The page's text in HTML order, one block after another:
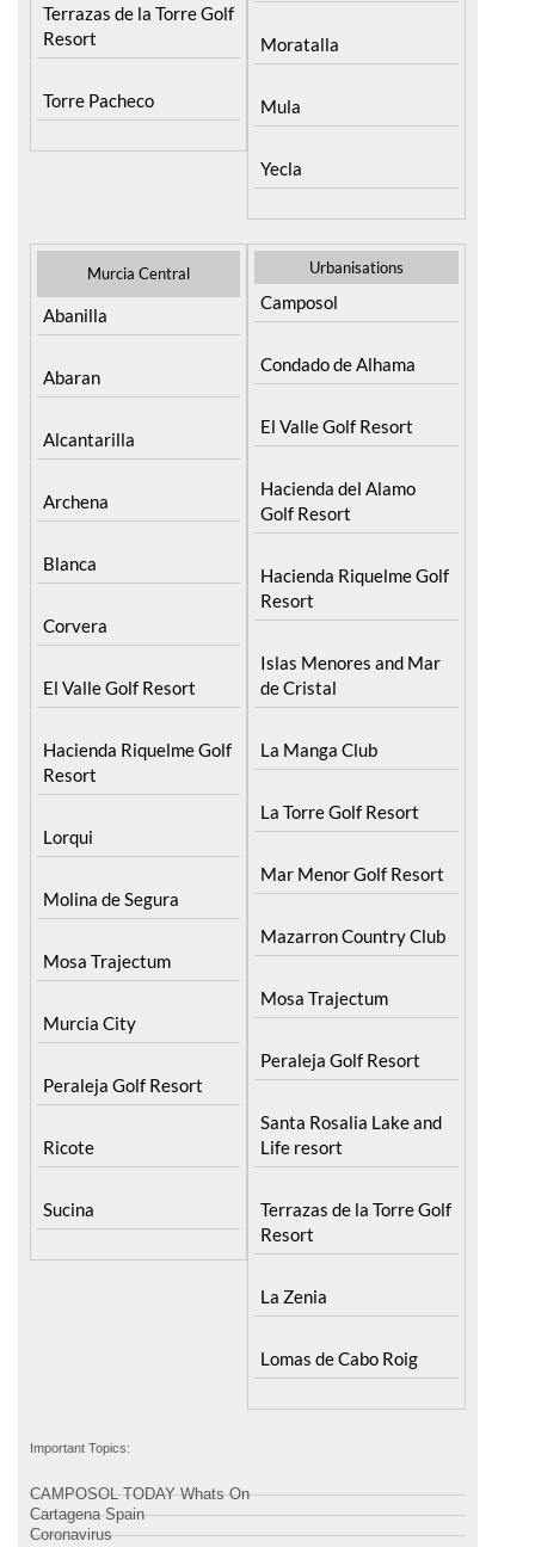
Terrazas de la Torre Golf
Resort
Torre Pacheco
Moratalla
Mula
Yecla
Murcia Central
Abanilla
Abaran
Alcantarilla
Archena
Blanca
Corvera
El Valle Golf Resort
Hacienda Riquelme Golf
Resort
Lorqui
Molina de Segura
Mosa Trajectum
Murcia City
Peraleja Golf Resort
Ricote
Sucina
Urbanisations
Camposol
Condado de Alhama
El Valle Golf Resort
Hacienda del Alamo
Golf Resort
Hacienda Riquelme Golf
Resort
Islas Menores and Mar
de Cristal
La Manga Club
La Torre Golf Resort
Mar Menor Golf Resort
Mazarron Country Club
Mosa Trajectum
Peraleja Golf Resort
Santa Rosalia Lake and
Life resort
Terrazas de la Torre Golf
Resort
La Zenia
Lomas de Cabo Roig
Important Topics:
CAMPOSOL TODAY Whats On
Cartagena Spain
Coronavirus